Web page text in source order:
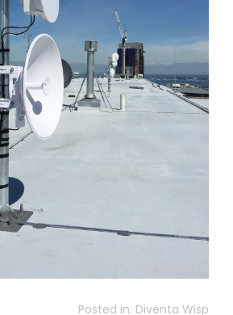
Posted in: Diventa Wisp